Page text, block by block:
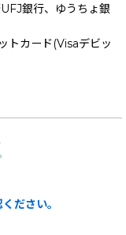
銀行、ゆうちょ銀
トカード(Visaデビッ
ださい。